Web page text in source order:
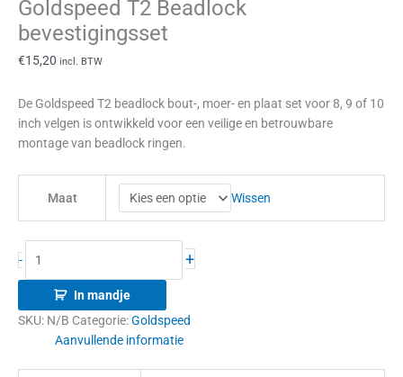
Goldspeed T2 Beadlock
bevestigingsset
€15,20 incl. BTW
De Goldspeed T2 beadlock bout-, moer- en plaat set voor 8, 9 of 10
inch velgen is ontwikkeld voor een veilige en betrouwbare
montage van beadlock ringen.
Maat Wissen
- +
In mandje
SKU: N/B Categorie:Goldspeed
Aanvullende informatie